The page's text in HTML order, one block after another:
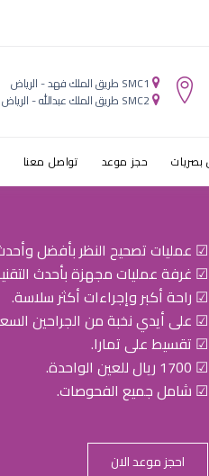
ظپظٹ
SMC1 طريق الملك فهد - الرياض
SMC2 طريق الملك عبدالله - الرياض
بصريات حجز موعد تواصل معنا
☑ عمليات تصحيح النظر بأفضل
☑ غرفة عمليات مجهزة بأحدث
☑ راحة أكبر وإجراءات أكثر سلاسة.
☑ على أيدي نخبة من الجراحين
☑ تقسيط على تمارا.
☑ 1700 ريال للعين الواحدة.
☑ شامل جميع الفحوصات.
احجز موعد الان